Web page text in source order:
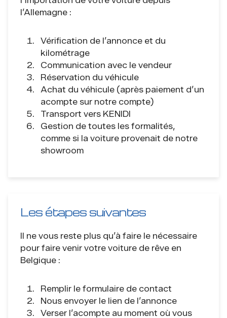
l’Allemagne :
Vérification de l’annonce et du
kilométrage
Communication avec le vendeur
Réservation du véhicule
Achat du véhicule (après paiement d’un
acompte sur notre compte)
Transport vers KENIDI
Gestion de toutes les formalités,
comme si la voiture provenait de notre
showroom
Les étapes suivantes
Il ne vous reste plus qu’à faire le nécessaire
pour faire venir votre voiture de rêve en
Belgique :
Remplir le formulaire de contact
Nous envoyer le lien de l’annonce
Verser l’acompte au moment où vous